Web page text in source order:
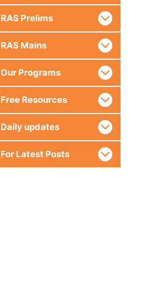
RAS Prelims
RAS Mains
Our Programs
Free Resources
Daily updates
For Latest Posts